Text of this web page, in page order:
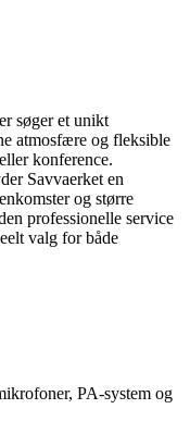
søger et unikt
atmosfære og fleksible
konference.
Savvaerket en
og større
professionelle service
valg for både
PA-system og